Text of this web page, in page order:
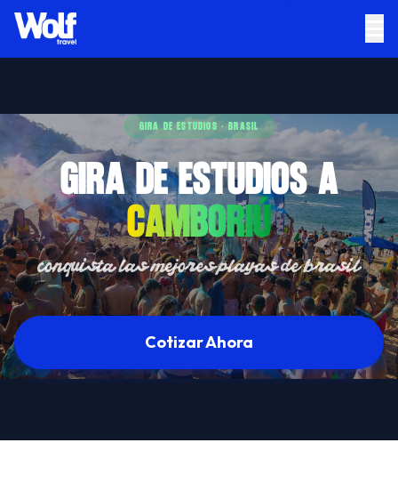
GIRA DE ESTUDIOS · BRASIL
GIRA DE ESTUDIOS A
CAMBORIÚ
conquista las mejores playas de brasil
Cotizar Ahora